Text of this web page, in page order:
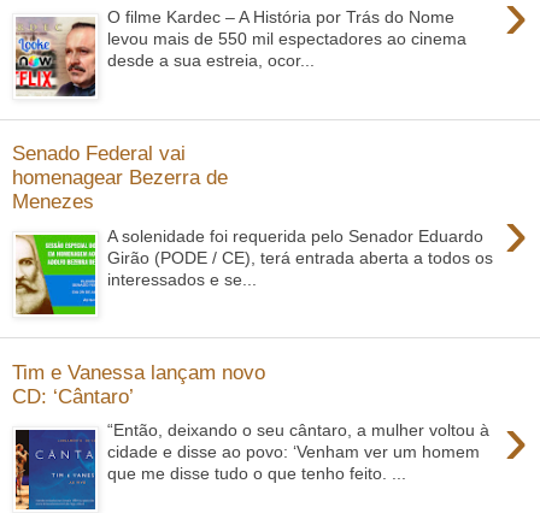
O filme Kardec – A História por Trás do Nome
levou mais de 550 mil espectadores ao cinema
desde a sua estreia, ocor...
Senado Federal vai
homenagear Bezerra de
Menezes
›
A solenidade foi requerida pelo Senador Eduardo
Girão (PODE / CE), terá entrada aberta a todos os
interessados e se...
Tim e Vanessa lançam novo
CD: ‘Cântaro’
›
“Então, deixando o seu cântaro, a mulher voltou à
cidade e disse ao povo: ‘Venham ver um homem
que me disse tudo o que tenho feito. ...